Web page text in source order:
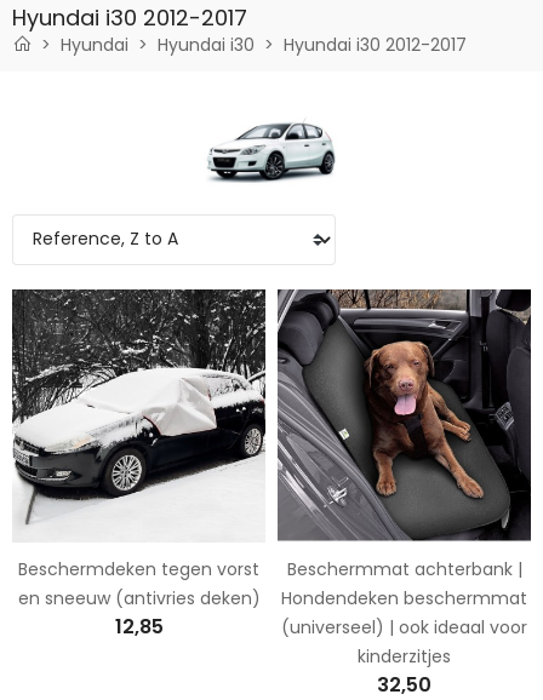
Hyundai i30 2012-2017
Hyundai Hyundai i30 Hyundai i30 2012-2017
Beschermdeken tegen vorst
en sneeuw (antivries deken)
12,85
Beschermmat achterbank |
Hondendeken beschermmat
(universeel) | ook ideaal voor
kinderzitjes
32,50